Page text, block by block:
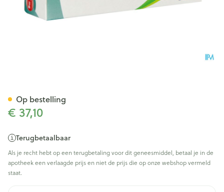
€ 37,10
Terugbetaalbaar
Als je recht hebt op een terugbetaling voor dit geneesmiddel, betaal je in de
apotheek een verlaagde prijs en niet de prijs die op onze webshop vermeld
staat.
Op bestelling